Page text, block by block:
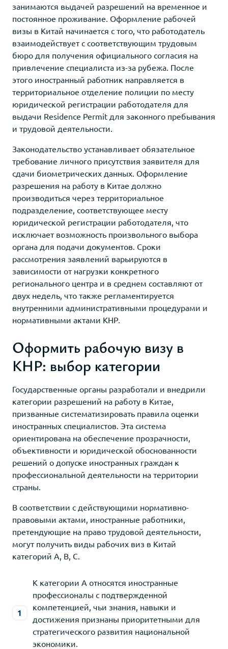
занимаются выдачей разрешений на временное и
постоянное проживание. Оформление рабочей
визы в Китай начинается с того, что работодатель
взаимодействует с соответствующим трудовым
бюро для получения официального согласия на
привлечение специалиста из-за рубежа. После
этого иностранный работник направляется в
территориальное отделение полиции по месту
юридической регистрации работодателя для
выдачи Residence Permit для законного пребывания
и трудовой деятельности.
Законодательство устанавливает обязательное
требование личного присутствия заявителя для
сдачи биометрических данных. Оформление
разрешения на работу в Китае должно
производиться через территориальное
подразделение, соответствующее месту
юридической регистрации работодателя, что
исключает возможность произвольного выбора
органа для подачи документов. Сроки
рассмотрения заявлений варьируются в
зависимости от нагрузки конкретного
регионального центра и в среднем составляют от
двух недель, что также регламентируется
внутренними административными процедурами и
нормативными актами КНР.
Оформить рабочую визу в
КНР: выбор категории
Государственные органы разработали и внедрили
категории разрешений на работу в Китае,
призванные систематизировать правила оценки
иностранных специалистов. Эта система
ориентирована на обеспечение прозрачности,
объективности и юридической обоснованности
решений о допуске иностранных граждан к
профессиональной деятельности на территории
страны.
В соответствии с действующими нормативно-
правовыми актами, иностранные работники,
претендующие на право трудовой деятельности,
могут получить виды рабочих виз в Китай
категорий A, B, C.
К категории А относятся иностранные
профессионалы с подтвержденной
компетенцией, чьи знания, навыки и
достижения признаны приоритетными для
стратегического развития национальной
экономики.